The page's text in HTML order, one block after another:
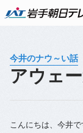
今井のナウ～い話
アウェ
こんにちは、今井で